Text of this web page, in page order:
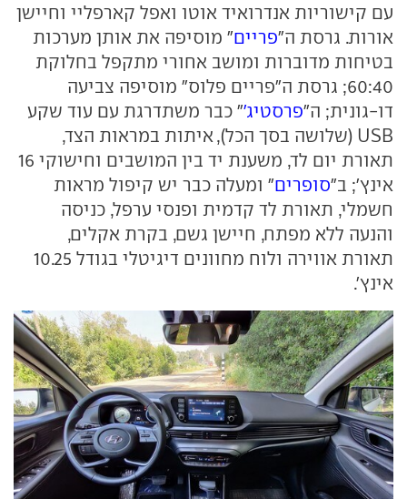
עם קישוריות אנדרואיד אוטו ואפל קארפליי וחיישן
אורות. גרסת ה"פריים" מוסיפה את אותן מערכות
בטיחות מדוברות ומושב אחורי מתקפל בחלוקת
60:40; גרסת ה"פריים פלוס" מוסיפה צביעה
דו-גונית; ה"פרסטיג'" כבר משתדרגת עם עוד שקע
USB (שלושה בסך הכל), איתות במראות הצד,
תאורת יום לד, משענת יד בין המושבים וחישוקי 16
אינץ'; ב"סופרים" ומעלה כבר יש קיפול מראות
חשמלי, תאורת לד קדמית ופנסי ערפל, כניסה
והנעה ללא מפתח, חיישן גשם, בקרת אקלים,
תאורת אווירה ולוח מחוונים דיגיטלי בגודל 10.25
אינץ'.